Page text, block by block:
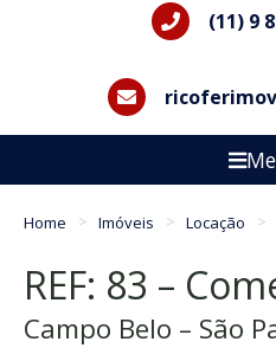
(11) 9
Home Imóveis Locação
REF: 83 –
Campo Belo – São